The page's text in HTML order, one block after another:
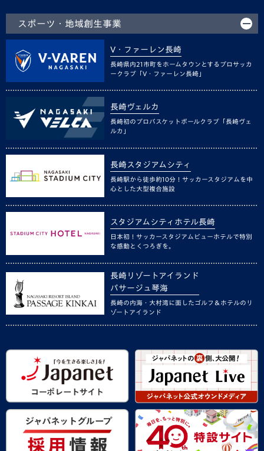
スポーツ・地域創生事業
V・ファーレン長崎
長崎県内21市町をホームタウンとするプロサッカ
ークラブ「V・ファーレン長崎」
長崎ヴェルカ
長崎初のプロバスケットボールクラブ「長崎ヴェ
ルカ」
長崎スタジアムシティ
長崎駅から徒歩約10分！サッカースタジアムを中
心とした大型複合施設
スタジアムシティホテル長崎
日本初！サッカースタジアムビューホテルで特別
な感動とくつろぎを。
長崎リゾートアイランド
パサージュ琴海
長崎の内海・大村湾に面したゴルフ＆ホテルのリ
ゾートアイランド